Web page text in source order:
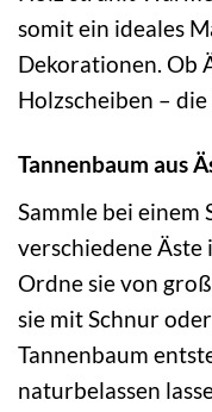
somit ein ideales
Dekorationen. Ob
Holzscheiben –
Tannenbaum aus
Sammle bei einem
verschiedene
Ordne sie von
sie mit Schnur
Tannenbaum
naturbelassen